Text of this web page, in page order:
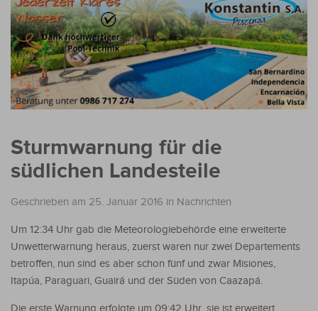
Sturmwarnung für die
südlichen Landesteile
Geschrieben am 25. Januar 2016 in Nachrichten
Um 12:34 Uhr gab die Meteorologiebehörde eine erweiterte
Unwetterwarnung heraus, zuerst waren nur zwei Departements
betroffen, nun sind es aber schon fünf und zwar Misiones,
Itapúa, Paraguari, Guairá und der Süden von Caazapá.
Die erste Warnung erfolgte um 09:42 Uhr, sie ist erweitert